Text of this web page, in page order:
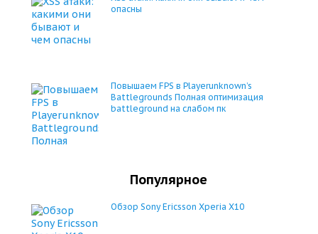
опасны
Повышаем FPS в Playerunknown’s
Battlegrounds Полная оптимизация
battleground на слабом пк
Популярное
Обзор Sony Ericsson Xperia X10